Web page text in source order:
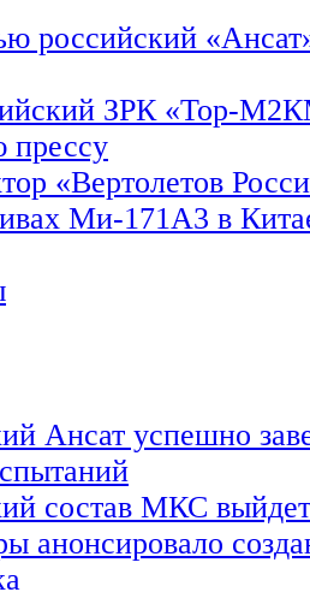
российский
ЗРК «Тор-
прессу
«Вертолетов
Ми-171А3 в
Ансат успешно
состав МКС
анонсировало